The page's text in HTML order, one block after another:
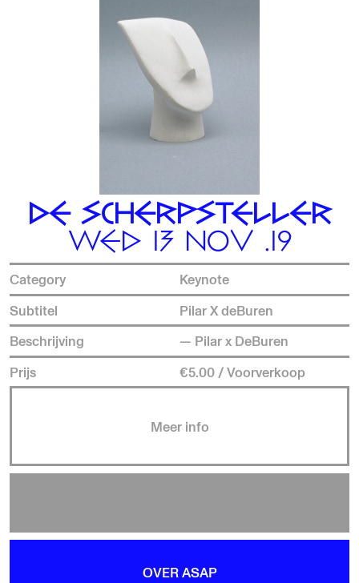
DE SCHERPSTELLER
WED 13 NOV .19
Category
Keynote
Subtitel
Pilar X deBuren
Beschrijving
— Pilar x DeBuren
Prijs
€5.00 / Voorverkoop
Meer info
OVER ASAP